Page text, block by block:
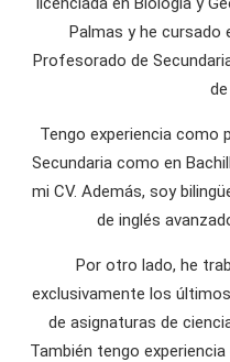
Palmas y he cursado
Profesorado de
Tengo experiencia como
Secundaria como en
mi CV. Además, soy
de inglés
Por otro lado, he
exclusivamente los
de asignaturas de
También tengo